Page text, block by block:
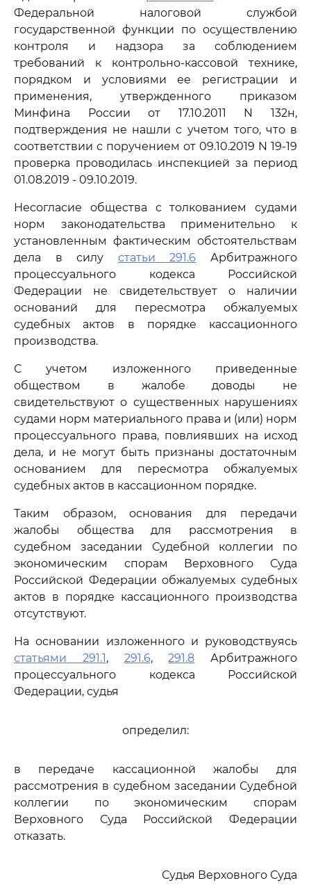
Федеральной налоговой службой
государственной функции по осуществлению
контроля и надзора за соблюдением
требований к контрольно-кассовой технике,
порядком и условиями ее регистрации и
применения, утвержденного приказом
Минфина России от 17.10.2011 N 132н,
подтверждения не нашли с учетом того, что в
соответствии с поручением от 09.10.2019 N 19-19
проверка проводилась инспекцией за период
01.08.2019 - 09.10.2019.
Несогласие общества с толкованием судами
норм законодательства применительно к
установленным фактическим обстоятельствам
дела в силу статьи 291.6 Арбитражного
процессуального кодекса Российской
Федерации не свидетельствует о наличии
оснований для пересмотра обжалуемых
судебных актов в порядке кассационного
производства.
С учетом изложенного приведенные
обществом в жалобе доводы не
свидетельствуют о существенных нарушениях
судами норм материального права и (или) норм
процессуального права, повлиявших на исход
дела, и не могут быть признаны достаточным
основанием для пересмотра обжалуемых
судебных актов в кассационном порядке.
Таким образом, основания для передачи
жалобы общества для рассмотрения в
судебном заседании Судебной коллегии по
экономическим спорам Верховного Суда
Российской Федерации обжалуемых судебных
актов в порядке кассационного производства
отсутствуют.
На основании изложенного и руководствуясь
статьями 291.1, 291.6,291.8 Арбитражного
процессуального кодекса Российской
Федерации, судья
определил:
в передаче кассационной жалобы для
рассмотрения в судебном заседании Судебной
коллегии по экономическим спорам
Верховного Суда Российской Федерации
отказать.
Судья Верховного Суда